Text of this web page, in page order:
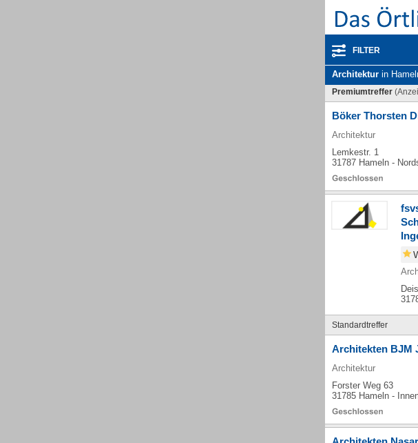
FILTER
Architektur in
Premiumtreffer
Böker Thorsten
Architektur
Lemkestr. 1
31787 Hameln -
Standardtreffer
Architekten BJM
Architektur
Forster Weg 63
31785 Hameln -